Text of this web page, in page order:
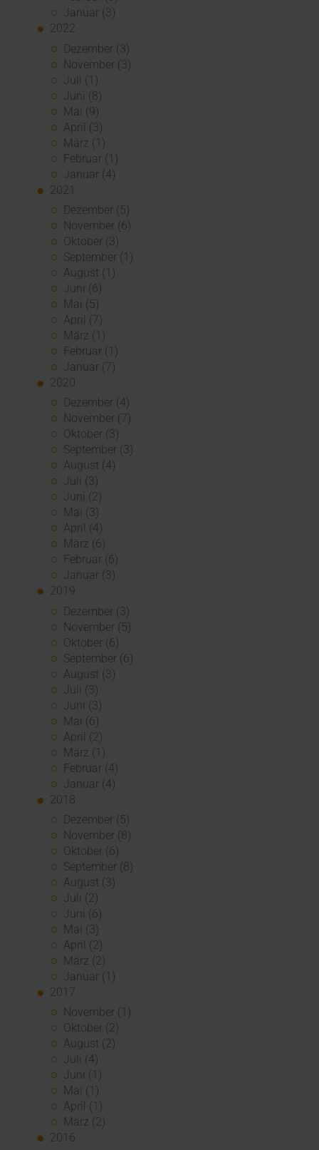
Januar (3)
2022
Dezember (3)
November (3)
Juli (1)
Juni (8)
Mai (9)
April (3)
März (1)
Februar (1)
Januar (4)
2021
Dezember (5)
November (6)
Oktober (3)
September (1)
August (1)
Juni (6)
Mai (5)
April (7)
März (1)
Februar (1)
Januar (7)
2020
Dezember (4)
November (7)
Oktober (3)
September (3)
August (4)
Juli (3)
Juni (2)
Mai (3)
April (4)
März (6)
Februar (6)
Januar (3)
2019
Dezember (3)
November (5)
Oktober (6)
September (6)
August (3)
Juli (3)
Juni (3)
Mai (6)
April (2)
März (1)
Februar (4)
Januar (4)
2018
Dezember (5)
November (8)
Oktober (6)
September (8)
August (3)
Juli (2)
Juni (6)
Mai (3)
April (2)
März (2)
Januar (1)
2017
November (1)
Oktober (2)
August (2)
Juli (4)
Juni (1)
Mai (1)
April (1)
März (2)
2016